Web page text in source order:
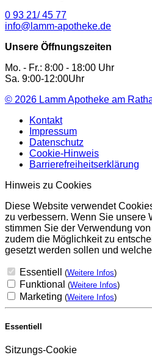
0 93 21/ 45 77
info@lamm-apotheke.de
Unsere Öffnungszeiten
Mo. - Fr.: 8:00 - 18:00 Uhr
Sa. 9:00-12:00Uhr
© 2026 Lamm Apotheke am
Kontakt
Impressum
Datenschutz
Cookie-Hinweis
Barrierefreiheitserklärung
Hinweis zu Cookies
Diese Website verwendet
zu verbessern. Wenn Sie unsere
stimmen Sie der Verwendung
zudem die Möglichkeit zu
gesetzt werden sollen und
Essentiell (Weitere Infos)
Funktional (Weitere Infos)
Marketing (Weitere Infos)
Essentiell
Sitzungs-Cookie